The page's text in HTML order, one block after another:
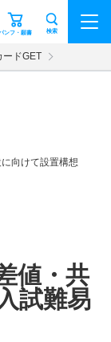
ンフ・願書 検索
ードGET
向けて設置構想
値・共
試難易